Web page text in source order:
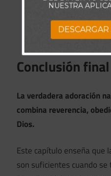
● David responde
● Afirma que prefiere
● Mical permanece sin
Conclusión final
La verdadera adoración
combina reverencia,
Dios.
Este capítulo enseña que
son suficientes cuando
NUESTRA